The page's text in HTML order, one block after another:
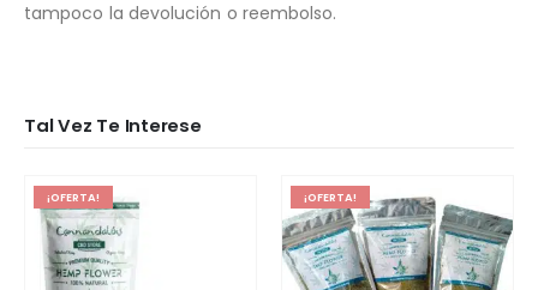
tampoco la devolución o reembolso.
Tal Vez Te Interese
¡OFERTA! ¡OFERTA!